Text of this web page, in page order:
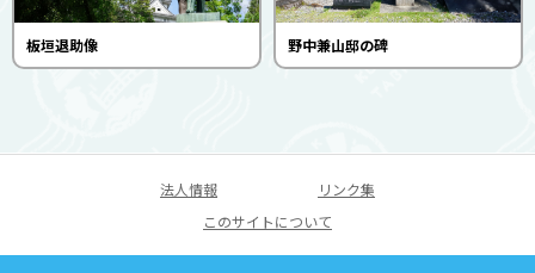
板垣退助像 野中兼山邸の碑
法人情報
リンク集
このサイトについて